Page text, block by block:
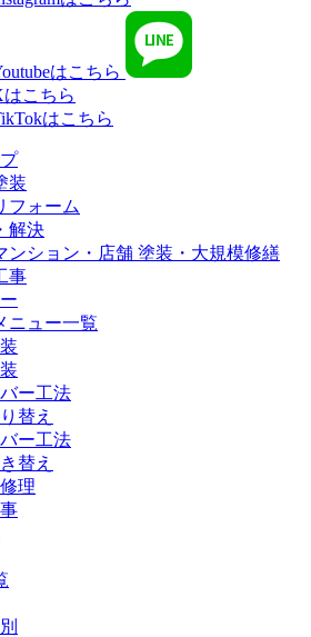
装
フォーム
解決
ンション・店舗 塗装・大規模修繕
事
ニュー一覧
ー工法
替え
ー工法
替え
理